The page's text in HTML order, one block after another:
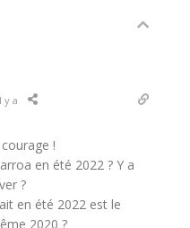
y a
!
en été 2022 ? Y a
?
en été 2022 est le
2020 ?